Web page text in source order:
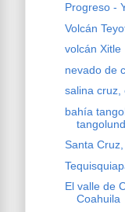
Progreso -
Volcán
volcán Xitle
nevado de
salina cruz,
bahía
Santa
El valle de
Coahuila